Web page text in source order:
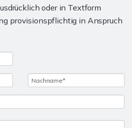
oder in Textform
provisionspflichtig in Anspruch